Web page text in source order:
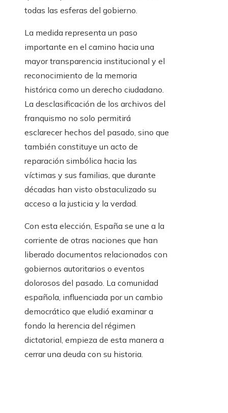
todas las esferas del gobierno.
La medida representa un paso
importante en el camino hacia una
mayor transparencia institucional y el
reconocimiento de la memoria
histórica como un derecho ciudadano.
La desclasificación de los archivos del
franquismo no solo permitirá
esclarecer hechos del pasado, sino que
también constituye un acto de
reparación simbólica hacia las
víctimas y sus familias, que durante
décadas han visto obstaculizado su
acceso a la justicia y la verdad.
Con esta elección, España se une a la
corriente de otras naciones que han
liberado documentos relacionados con
gobiernos autoritarios o eventos
dolorosos del pasado. La comunidad
española, influenciada por un cambio
democrático que eludió examinar a
fondo la herencia del régimen
dictatorial, empieza de esta manera a
cerrar una deuda con su historia.